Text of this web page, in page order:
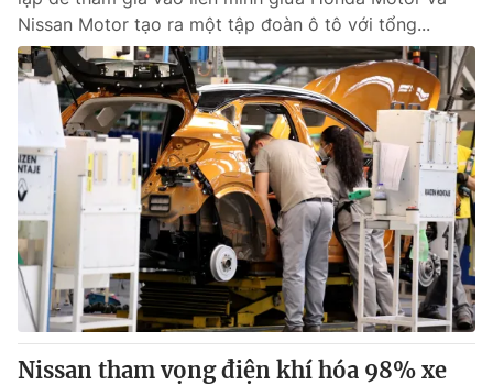
Nissan Motor tạo ra một tập đoàn ô tô với tổng...
Nissan tham vọng điện khí hóa 98% xe